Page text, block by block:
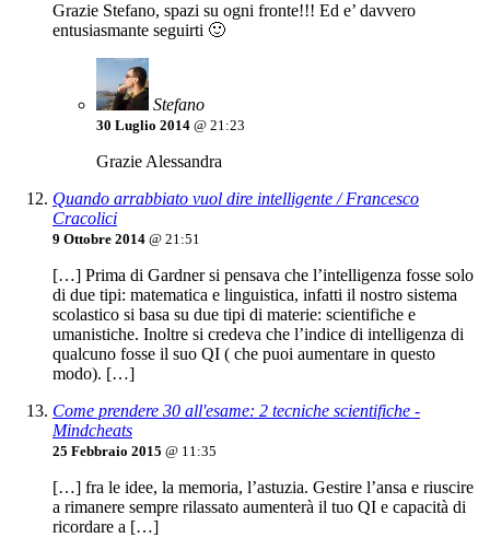
Grazie Stefano, spazi su ogni fronte!!! Ed e’ davvero
entusiasmante seguirti 🙂
Stefano
30 Luglio 2014 @ 21:23
Grazie Alessandra
Quando arrabbiato vuol dire intelligente / Francesco
Cracolici
9 Ottobre 2014 @ 21:51
[…] Prima di Gardner si pensava che l’intelligenza fosse solo
di due tipi: matematica e linguistica, infatti il nostro sistema
scolastico si basa su due tipi di materie: scientifiche e
umanistiche. Inoltre si credeva che l’indice di intelligenza di
qualcuno fosse il suo QI ( che puoi aumentare in questo
modo). […]
Come prendere 30 all'esame: 2 tecniche scientifiche -
Mindcheats
25 Febbraio 2015 @ 11:35
[…] fra le idee, la memoria, l’astuzia. Gestire l’ansa e riuscire
a rimanere sempre rilassato aumenterà il tuo QI e capacità di
ricordare a […]